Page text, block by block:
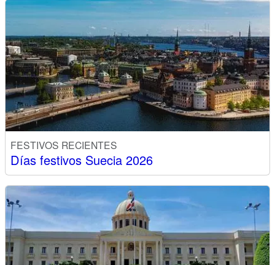
FESTIVOS RECIENTES
Días festivos Suecia 2026